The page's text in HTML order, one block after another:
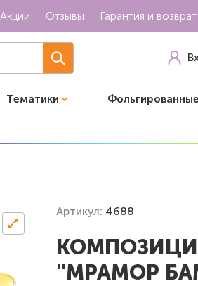
Акции Отзывы Гарантия и возврат
Тематики Фольгированные
Артикул: 4688
"МРАМОР